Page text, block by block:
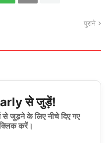
पुराने
से जुड़ें!
से जुड़ने के लिए नीचे दिए गए
करें।